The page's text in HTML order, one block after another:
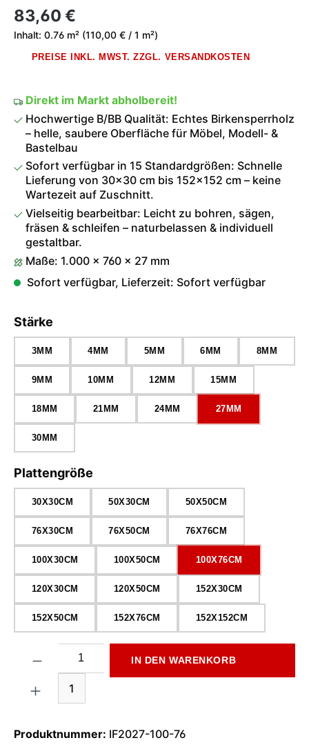
Regulärer Preis:
83,60 €
Inhalt: 0.76 m² (110,00 € / 1 m²)
PREISE INKL. MWST. ZZGL. VERSANDKOSTEN
Direkt im Markt abholbereit!
Hochwertige B/BB Qualität: Echtes Birkensperrholz
– helle, saubere Oberfläche für Möbel, Modell- &
Bastelbau
Sofort verfügbar in 15 Standardgrößen: Schnelle
Lieferung von 30×30 cm bis 152×152 cm – keine
Wartezeit auf Zuschnitt.
Vielseitig bearbeitbar: Leicht zu bohren, sägen,
fräsen & schleifen – naturbelassen & individuell
gestaltbar.
Maße: 1.000 × 760 × 27 mm
Sofort verfügbar, Lieferzeit: Sofort verfügbar
Stärke
3MM 4MM 5MM 6MM 8MM
9MM 10MM 12MM 15MM
18MM 21MM 24MM 27MM
30MM
Plattengröße
30X30CM 50X30CM 50X50CM
76X30CM 76X50CM 76X76CM
100X30CM 100X50CM 100X76CM
120X30CM 120X50CM 152X30CM
152X50CM 152X76CM 152X152CM
1
IN DEN WARENKORB
Produktnummer: IF2027-100-76